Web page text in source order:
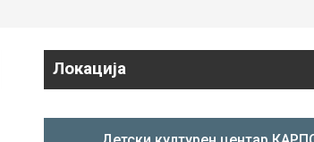
Локација